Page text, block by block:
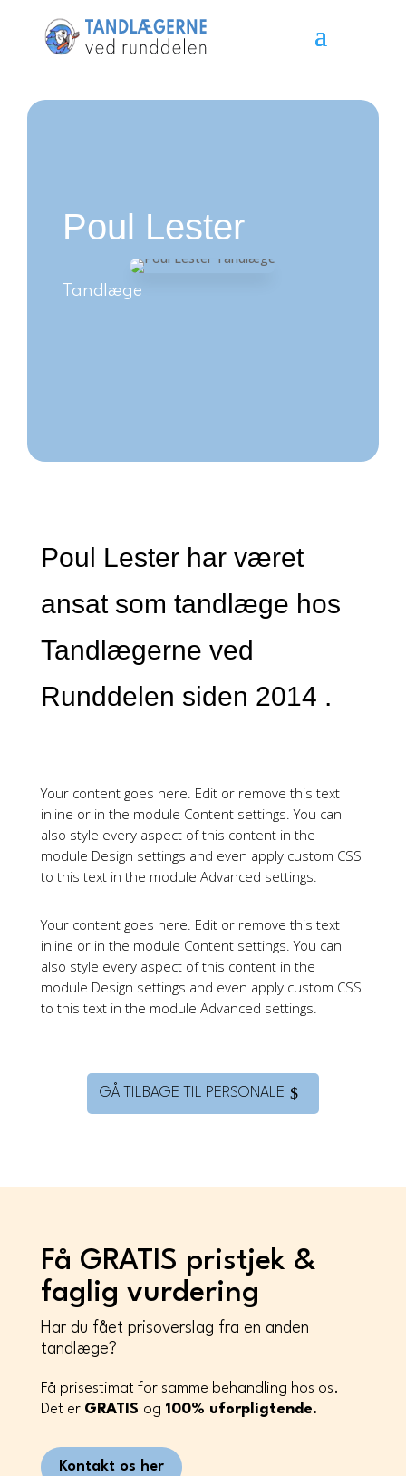
Poul Lester
Tandlæge
Poul Lester har været
ansat som tandlæge hos
Tandlægerne ved
Runddelen siden 2014 .
Your content goes here. Edit or remove this text
inline or in the module Content settings. You can
also style every aspect of this content in the
module Design settings and even apply custom CSS
to this text in the module Advanced settings.
Your content goes here. Edit or remove this text
inline or in the module Content settings. You can
also style every aspect of this content in the
module Design settings and even apply custom CSS
to this text in the module Advanced settings.
GÅ TILBAGE TIL PERSONALE
Få GRATIS pristjek &
faglig vurdering
Har du fået prisoverslag fra en anden
tandlæge?
Få prisestimat for samme behandling hos os.
Det er GRATIS og 100% uforpligtende.
Kontakt os her